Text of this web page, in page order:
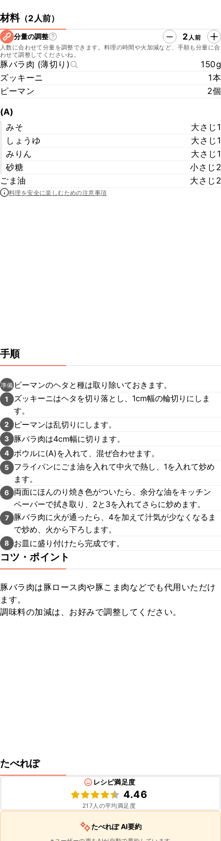
材料（2人前）
分量の調整 2 人前
人数に合わせて分量を調整できます。料理の時間や火加減など、手順も分量に合
わせて調整してくださいね。
豚バラ肉 (薄切り)
150g
ズッキーニ
1本
ピーマン
2個
(A)
みそ
大さじ1
しょうゆ
大さじ1
みりん
大さじ1
砂糖
小さじ2
ごま油
大さじ2
料理を安全に楽しむための注意事項
手順
準備 ビーマンのヘタと種は取り除いておきます。
1
ズッキーニはヘタを切り落とし、1cm幅の輪切りにしま
す。
2 ピーマンは乱切りにします。
3 豚バラ肉は4cm幅に切ります。
4 ボウルに(A)を入れて、混ぜ合わせます。
5
フライパンにごま油を入れて中火で熱し、1を入れて炒め
ます。
6
両面にほんのり焼き色がついたら、余分な油をキッチン
ペーパーで拭き取り、2と3を入れてさらに炒めます。
7
豚バラ肉に火が通ったら、4を加えて汁気が少なくなるま
で炒め、火から下ろします。
8 お皿に盛り付けたら完成です。
コツ・ポイント
豚バラ肉は豚ロース肉や豚こま肉などでも代用いただけ
ます。
調味料の加減は、お好みで調整してください。
たべれぽ
レシピ満足度
4.46
217 人の平均満足度
たべれぽ AI要約